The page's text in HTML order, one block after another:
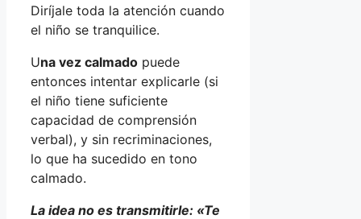
Diríjale toda la atención cuando
el niño se tranquilice.
Una vez calmado puede
entonces intentar explicarle (si
el niño tiene suficiente
capacidad de comprensión
verbal), y sin recriminaciones,
lo que ha sucedido en tono
calmado.
La idea no es transmitirle: «Te